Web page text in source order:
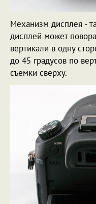
Механизм дисплея -
дисплей может
вертикали в одну
до 45 градусов по
съемки сверху.